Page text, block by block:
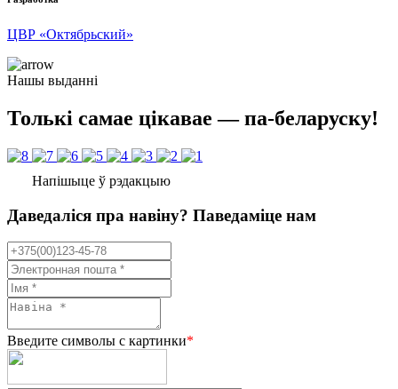
ЦВР «Октябрьский»
Нашы выданні
Толькі самае цікавае — па-беларуску!
Напішыце ў рэдакцыю
Даведаліся пра навіну? Паведаміце нам
Введите символы с картинки*